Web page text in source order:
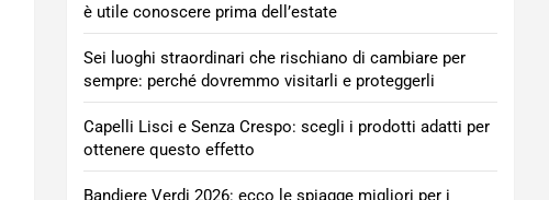
è utile conoscere prima dell’estate
Sei luoghi straordinari che rischiano di cambiare per
sempre: perché dovremmo visitarli e proteggerli
Capelli Lisci e Senza Crespo: scegli i prodotti adatti per
ottenere questo effetto
Bandiere Verdi 2026: ecco le spiagge migliori per i